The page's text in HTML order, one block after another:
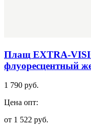
Плащ EXTRA-
флуоресцентный
1 790 руб.
Цена опт:
от 1 522 руб.